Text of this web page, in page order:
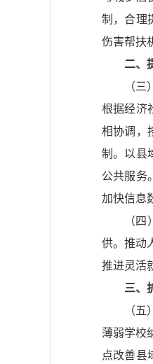
制，合理
伤害帮扶
二、
（
根据经济
相协调，
制。以县
公共服务
加快信息
（
供。推动
推进灵活
三、
（
薄弱学校
点改善县